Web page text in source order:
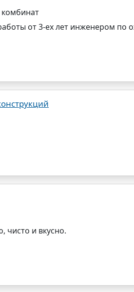
от 3-ех лет инженером по
чисто и вкусно.